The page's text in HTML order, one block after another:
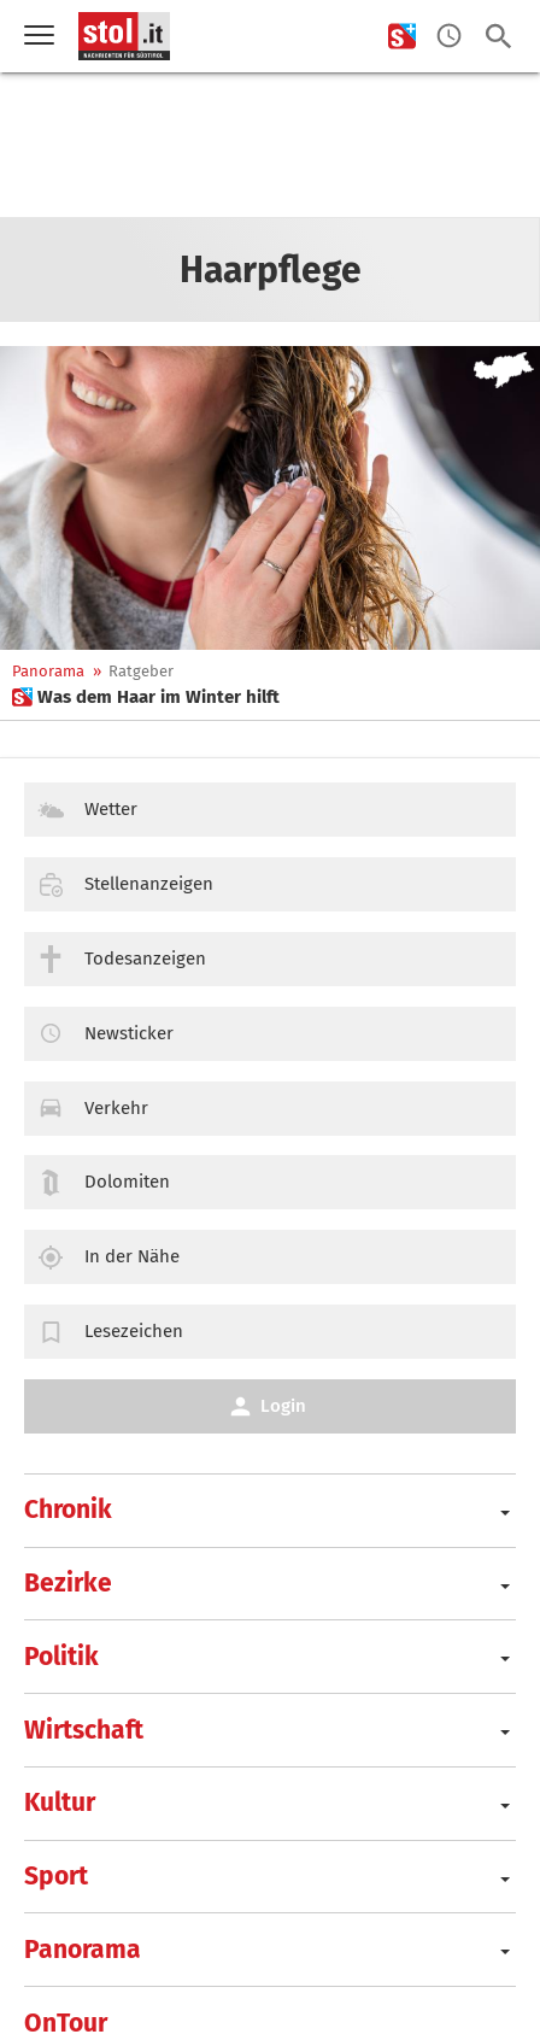
Haarpflege
Panorama » Ratgeber
 Was dem Haar im Winter hilft
Chronik
Bezirke
Politik
Wirtschaft
Kultur
Sport
Panorama
OnTour
Wetter
Stellenanzeigen
Todesanzeigen
Newsticker
Verkehr
Dolomiten
In der Nähe
Lesezeichen
Login